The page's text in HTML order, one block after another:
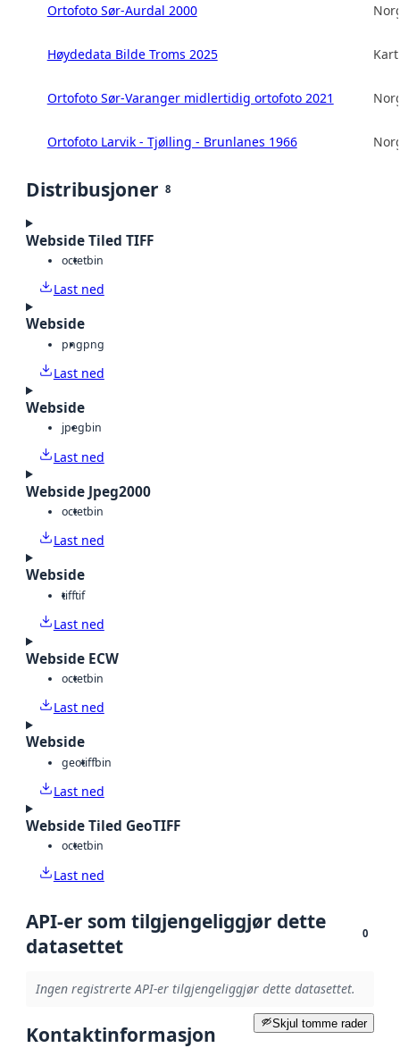
Ortofoto Sør-Aurdal 2000
Høydedata Bilde Troms 2025
Ortofoto Sør-Varanger midlertidig ortofoto 2021
Ortofoto Larvik - Tjølling - Brunlanes 1966
Distribusjoner 8
Webside Tiled TIFF
octetbin
Last ned
Webside
pngpng
Last ned
Webside
jpegbin
Last ned
Webside Jpeg2000
octetbin
Last ned
Webside
tifftif
Last ned
Webside ECW
octetbin
Last ned
Webside
geotiffbin
Last ned
Webside Tiled GeoTIFF
octetbin
Last ned
API-er som tilgjengeliggjør dette
datasettet
0
Ingen registrerte API-er tilgjengeliggjør dette datasettet.
Skjul tomme rader
Kontaktinformasjon